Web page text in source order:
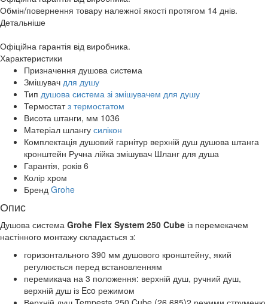
Обмін/повернення товару належної якості протягом 14 днів.
Детальніше
Офіційна гарантія від виробника.
Характеристики
Призначення душова система
Змішувач для душу
Тип душова система зі змішувачем для душу
Термостат з термостатом
Висота штанги, мм 1036
Матеріал шлангу силікон
Комплектація душовий гарнітур верхній душ душова штанга
кронштейн Ручна лійка змішувач Шланг для душа
Гарантія, років 6
Колір хром
Бренд Grohe
Опис
Душова система Grohe Flex System 250 Cube із перемекачем
настінного монтажу складається з:
горизонтального 390 мм душового кронштейну, який
регулюється перед встановленням
перемикача на 3 положення: верхній душ, ручний душ,
верхній душ із Eco режимом